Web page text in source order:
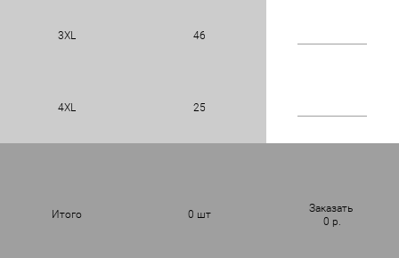
3XL 46
4XL 25
Итого 0 шт
Заказать
0 р.